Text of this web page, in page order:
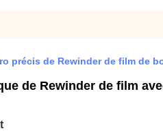
précis de Rewinder de film de
de Rewinder de film